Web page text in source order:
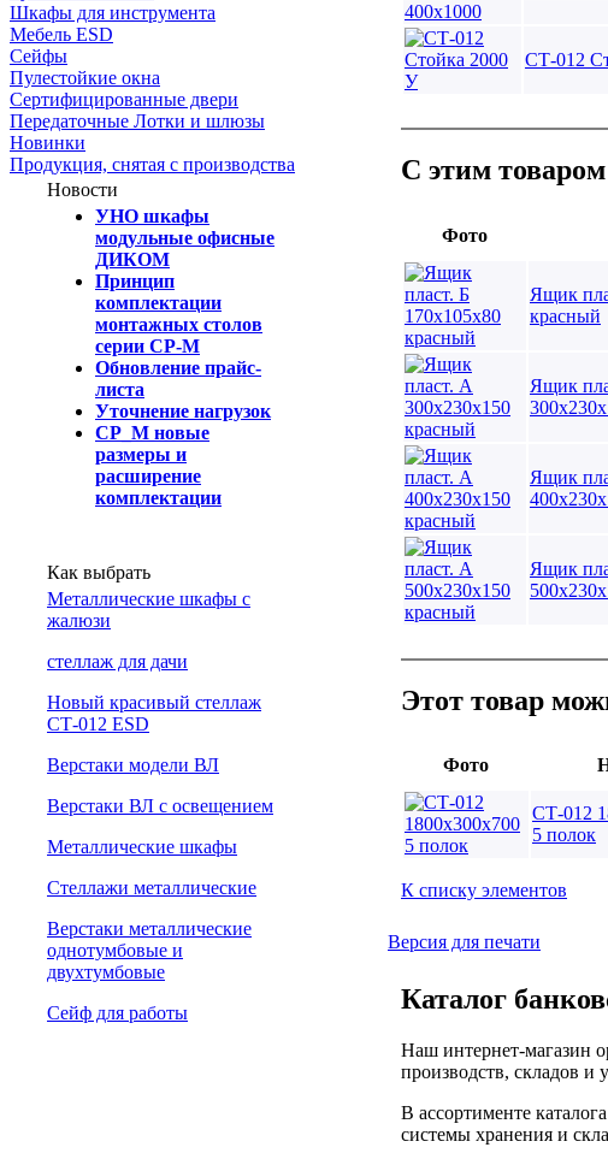
Шкафы для инструмента
Мебель ESD
Сейфы
Пулестойкие окна
Сертифицированные двери
Передаточные Лотки и шлюзы
Новинки
Продукция, снятая с производства
Новости
УНО шкафы
модульные офисные
ДИКОМ
Принцип
комплектации
монтажных столов
серии СР-М
Обновление прайс-
листа
Уточнение нагрузок
СР_М новые
размеры и
расширение
комплектации
Как выбрать
Металлические шкафы с
жалюзи
cтеллаж для дачи
Новый красивый стеллаж
СТ-012 ESD
Верстаки модели ВЛ
Верстаки ВЛ с освещением
Металлические шкафы
Стеллажи металлические
Верстаки металлические
однотумбовые и
двухтумбовые
Сейф для работы
СТ-012
С этим
Фото
Ящик
красный
Ящик
Ящик
Ящик
Этот товар
Фото
СТ-012
5 полок
К списку элементов
Версия для печати
Каталог
Наш интернет-магазин
производств, складов и
В ассортименте
системы хранения и